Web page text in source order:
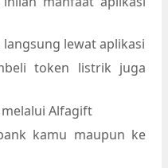
lewat aplikasi
token listrik juga
Alfagift
kamu maupun ke